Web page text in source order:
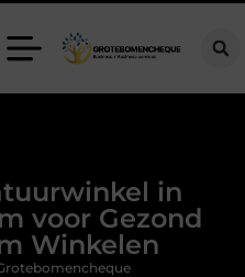
weersomstandigheden de
in
voor Gezond
Winkelen